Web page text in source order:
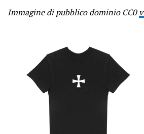
Immagine di pubblico dominio CC0